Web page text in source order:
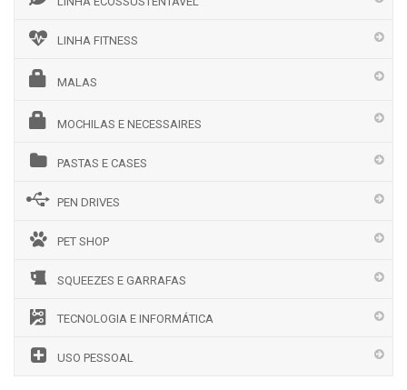
LINHA FITNESS
MALAS
MOCHILAS E NECESSAIRES
PASTAS E CASES
PEN DRIVES
PET SHOP
SQUEEZES E GARRAFAS
TECNOLOGIA E INFORMÁTICA
USO PESSOAL